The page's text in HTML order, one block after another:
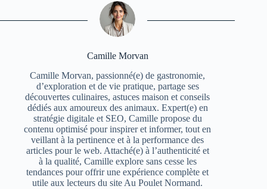
Camille Morvan
Camille Morvan, passionné(e) de gastronomie,
d’exploration et de vie pratique, partage ses
découvertes culinaires, astuces maison et conseils
dédiés aux amoureux des animaux. Expert(e) en
stratégie digitale et SEO, Camille propose du
contenu optimisé pour inspirer et informer, tout en
veillant à la pertinence et à la performance des
articles pour le web. Attaché(e) à l’authenticité et
à la qualité, Camille explore sans cesse les
tendances pour offrir une expérience complète et
utile aux lecteurs du site Au Poulet Normand.